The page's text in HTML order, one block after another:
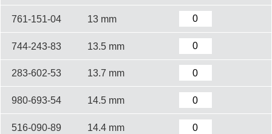
761-151-04 13 mm
744-243-83 13.5 mm
283-602-53 13.7 mm
980-693-54 14.5 mm
516-090-89 14.4 mm